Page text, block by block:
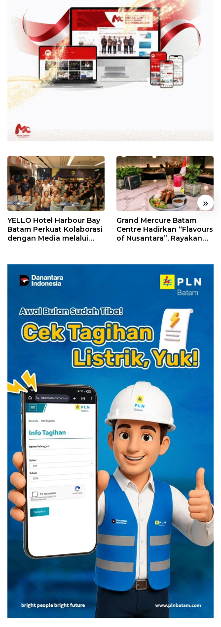
« »
YELLO Hotel Harbour Bay
Batam Perkuat Kolaborasi
dengan Media melalui
Grand Mercure Batam
Centre Hadirkan “Flavours
of Nusantara”, Rayakan